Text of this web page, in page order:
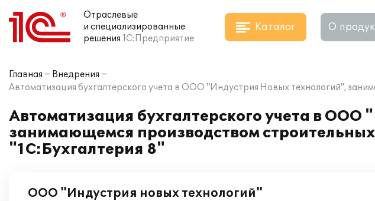
Отраслевые
и специализированные
решения 1С:Предприятие
Каталог О
Главная
Внедрения
Автоматизация бухгалтерского учета в ООО "Индустрия Новых технологий",
Автоматизация бухгалтерского учета в
занимающемся производством
"1С:Бухгалтерия 8"
ООО "Индустрия новых технологий"